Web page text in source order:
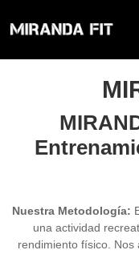
Nuestra Metodología:
una actividad
rendimiento físico. Nos